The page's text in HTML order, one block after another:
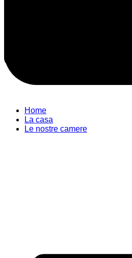
Home
La casa
Le nostre camere